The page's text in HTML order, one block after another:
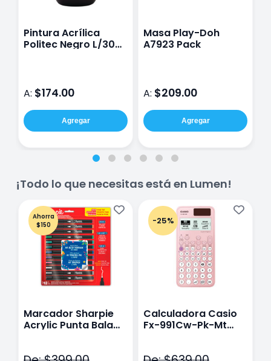
Pintura Acrílica
Politec Negro L/300
A: $174.00
Agregar
Masa Play-Doh
A7923 Pack
A: $209.00
Agregar
¡Todo lo que necesitas está en Lumen!
Ahorra
$150
Marcador Sharpie
Acrylic Punta Bala
-25%
Calculadora Casio
Fx-991Cw-Pk-Mt